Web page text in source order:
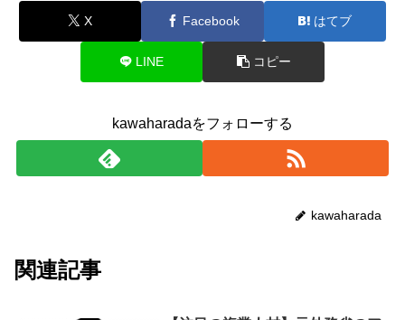
X Facebook はてブ
LINE コピー
kawaharadaをフォローする
kawaharada
関連記事